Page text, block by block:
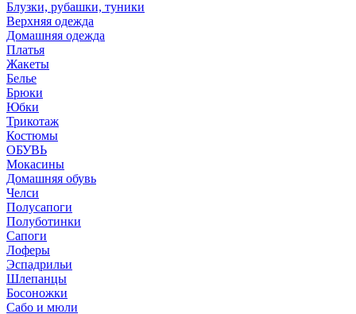
Блузки, рубашки, туники
Верхняя одежда
Домашняя одежда
Платья
Жакеты
Белье
Брюки
Юбки
Трикотаж
Костюмы
ОБУВЬ
Мокасины
Домашняя обувь
Челси
Полусапоги
Полуботинки
Сапоги
Лоферы
Эспадрильи
Шлепанцы
Босоножки
Сабо и мюли